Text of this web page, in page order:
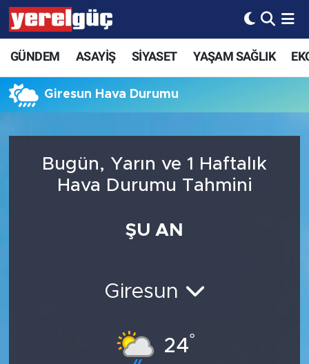
GÜNDEM ASAYİŞ SİYASET YAŞAM SAĞLIK
Giresun Hava Durumu
Bugün, Yarın ve 1 Haftalık
Hava Durumu Tahmini
ŞU AN
Giresun
24°